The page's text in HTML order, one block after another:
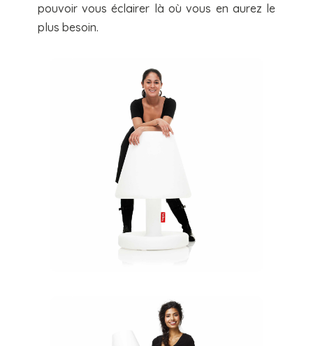
pouvoir vous éclairer là où vous en aurez le
plus besoin.